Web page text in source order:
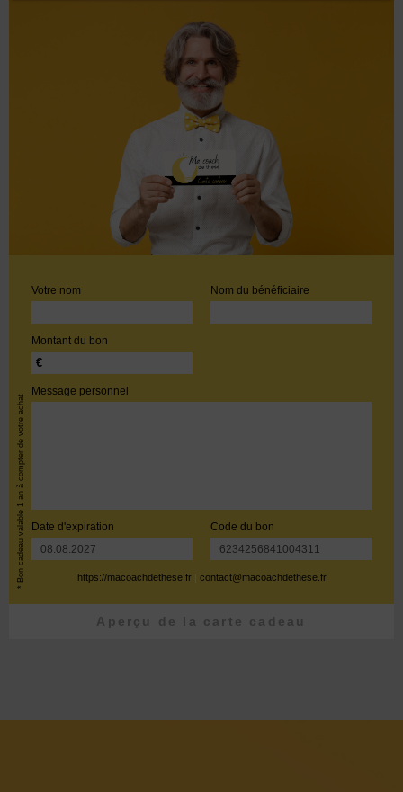
Votre nom Nom du bénéficiaire
Montant du bon
€
Message personnel
Date d'expiration Code du bon
https://macoachdethese.fr| contact@macoachdethese.fr
* Bon cadeau valable 1 an à compter de votre achat
Aperçu de la carte cadeau